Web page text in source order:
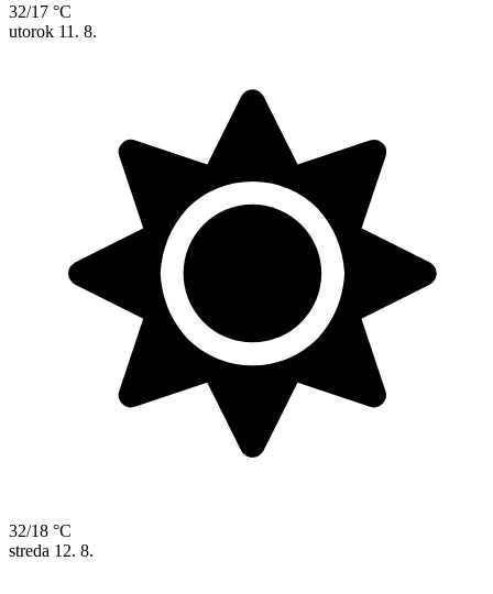
32/17 °C
utorok 11. 8.
32/18 °C
streda 12. 8.